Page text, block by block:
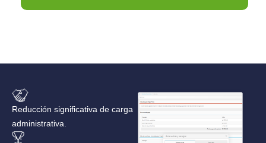
Reducción significativa de carga
administrativa.